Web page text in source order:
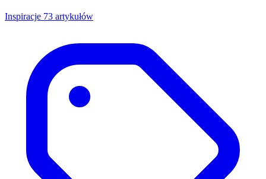
Inspiracje 73 artykułów